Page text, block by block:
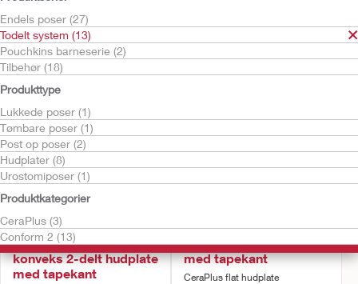
Endels poser (27)
Todelt system (13)
Pouchkins barneserie (2)
Tilbehør (18)
Produkttype
Lukkede poser (1)
Tømbare poser (1)
Post op poser (2)
Hudplater (8)
Urostomiposer (1)
Produktkategorier
CeraPlus (3)
Conform 2 (13)
CeraPlus™ soft
konveks 2-delt hudplate
med tapekant
CeraPlus flat hudplate –
med tapekant
CeraPlus flat hudplate